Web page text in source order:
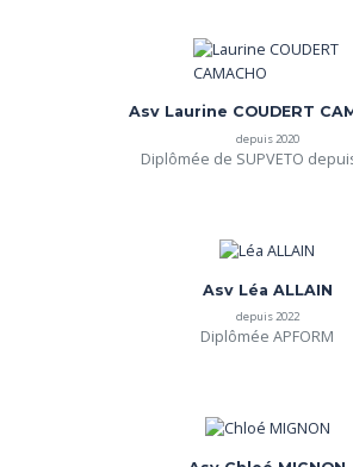
Asv Laurine COUDERT
depuis 2020
Diplômée de SUPVETO
Asv Léa ALLAIN
depuis 2022
Diplômée APFORM